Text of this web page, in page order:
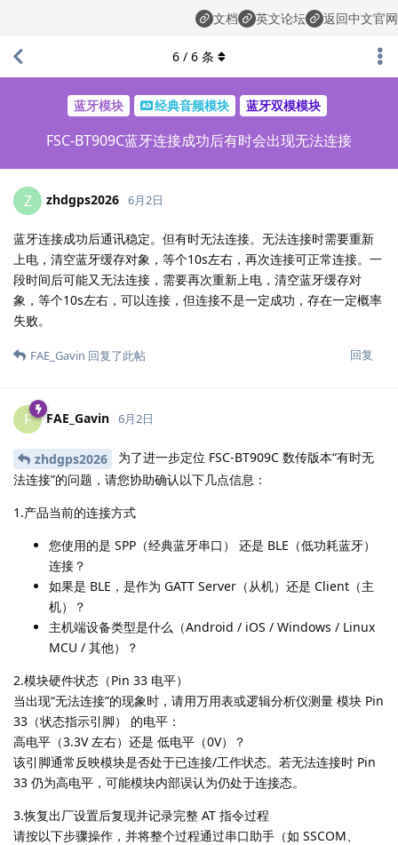
文档 英文论坛 返回中文官网
蓝牙模块 经典音频模块 蓝牙双模模块
FSC-BT909C蓝牙连接成功后有时会出现无法连接
6 / 6 条
Z zhdgps2026 6月2日
蓝牙连接成功后通讯稳定。但有时无法连接。无法连接时需要重新
上电，清空蓝牙缓存对象，等个10s左右，再次连接可正常连接。一
段时间后可能又无法连接，需要再次重新上电，清空蓝牙缓存对
象，等个10s左右，可以连接，但连接不是一定成功，存在一定概率
失败。
回复
FAE_Gavin 回复了此帖
F FAE_Gavin 6月2日
zhdgps2026
为了进一步定位 FSC-BT909C 数传版本“有时无
法连接”的问题，请您协助确认以下几点信息：
1.产品当前的连接方式
您使用的是 SPP（经典蓝牙串口） 还是 BLE（低功耗蓝牙）
连接？
如果是 BLE，是作为 GATT Server（从机）还是 Client（主
机）？
主机端设备类型是什么（Android / iOS / Windows / Linux
MCU / 其他）？
2.模块硬件状态（Pin 33 电平）
当出现“无法连接”的现象时，请用万用表或逻辑分析仪测量 模块 Pin
33（状态指示引脚） 的电平：
高电平（3.3V 左右）还是 低电平（0V）？
该引脚通常反映模块是否处于已连接/工作状态。若无法连接时 Pin
33 仍为高电平，可能模块内部误认为仍处于连接态。
3.恢复出厂设置后复现并记录完整 AT 指令过程
请按以下步骤操作，并将整个过程通过串口助手（如 SSCOM、